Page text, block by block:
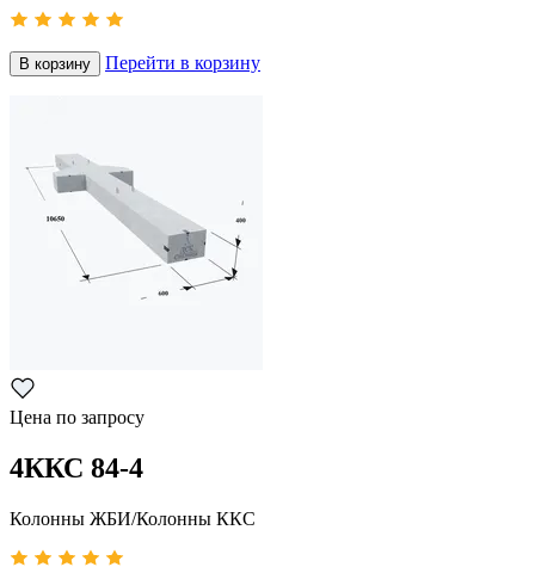
В корзину Перейти в корзину
Цена по запросу
4ККС 84-4
Колонны ЖБИ/Колонны ККС